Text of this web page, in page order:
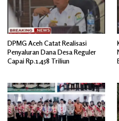
DPMG Aceh Catat Realisasi
Penyaluran Dana Desa Reguler
Capai Rp.1,458 Triliun